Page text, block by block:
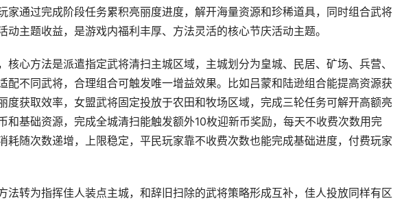
家通过完成阶段任务累积亮丽度进度，解开海量资源和珍稀道具，同时组合武将
动主题收益，是游戏内福利丰厚、方法灵活的核心节庆活动主题。
核心方法是派遣指定武将清扫主城区域，主城划分为皇城、民居、矿场、兵营、
配不同武将，合理组合可触发唯一增益效果。比如吕蒙和陆逊组合能提高资源获
度获取效率，女盟武将固定投放于农田和牧场区域，完成三轮任务可解开高额亮
和基础资源，完成全城清扫能触发额外10枚迎新币奖励，每天不收费次数用完
耗随次数递增，上限稳定，平民玩家靠不收费次数也能完成基础进度，付费玩家
法转为指挥佳人装点主城，和辞旧扫除的武将策略形成互补，佳人投放同样有区